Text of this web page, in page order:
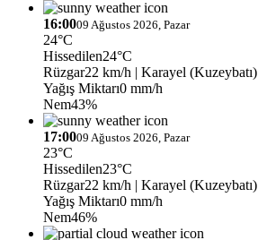
16:0009 Ağustos 2026, Pazar
24°C
Hissedilen24°C
Rüzgar22 km/h | Karayel (Kuzeybatı)
Yağış Miktarı0 mm/h
Nem43%
17:0009 Ağustos 2026, Pazar
23°C
Hissedilen23°C
Rüzgar22 km/h | Karayel (Kuzeybatı)
Yağış Miktarı0 mm/h
Nem46%